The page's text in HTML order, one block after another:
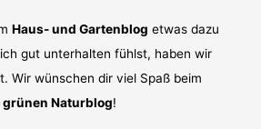
Haus- und Gartenblog etwas dazu
gut unterhalten fühlst, haben wir
Wir wünschen dir viel Spaß beim
grünen Naturblog!